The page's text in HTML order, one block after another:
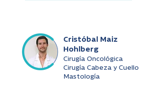
Cristóbal Maiz
Hohlberg
Cirugía Oncológica
Cirugía Cabeza y Cuello
Mastología